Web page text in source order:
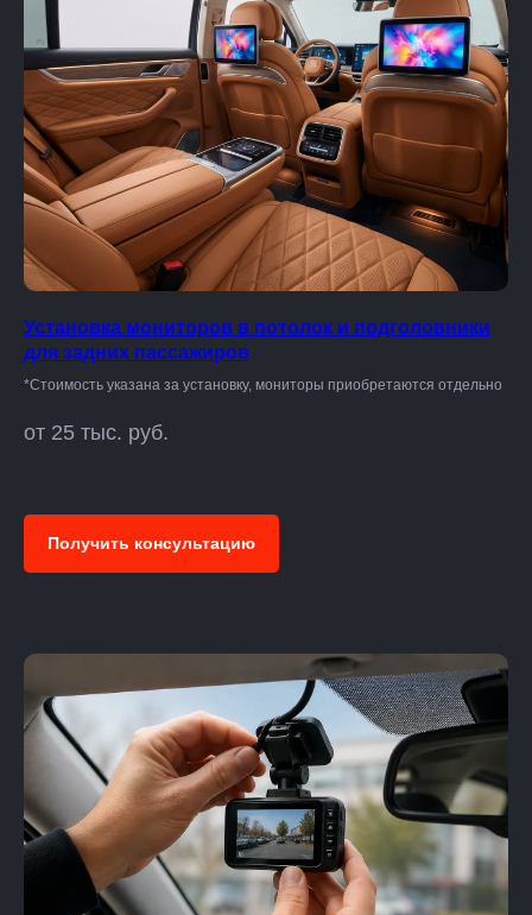
Установка мониторов в потолок и подголовники
для задних пассажиров
*Стоимость указана за установку, мониторы приобретаются отдельно
от 25 тыс. руб.
Получить консультацию